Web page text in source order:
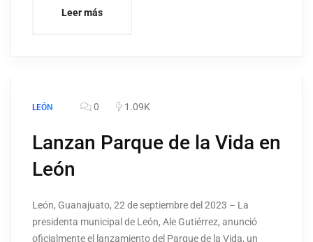
Leer más
LEÓN 0 1.09K
Lanzan Parque de la Vida en
León
León, Guanajuato, 22 de septiembre del 2023 – La
presidenta municipal de León, Ale Gutiérrez, anunció
oficialmente el lanzamiento del Parque de la Vida, un